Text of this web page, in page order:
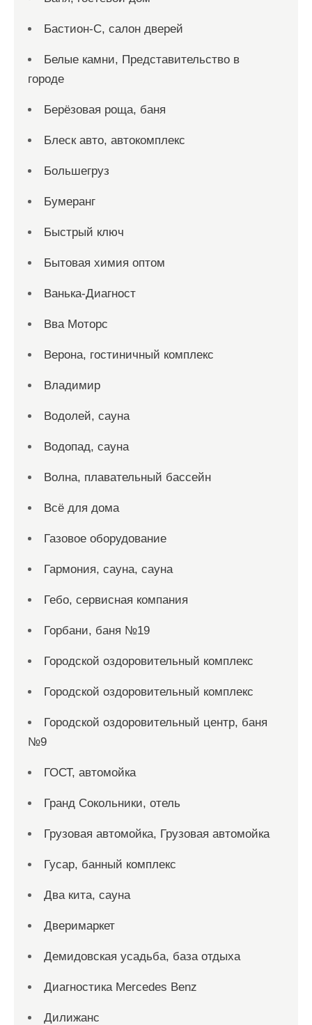
Бастион-С, салон дверей
Белые камни, Представительство в
городе
Берёзовая роща, баня
Блеск авто, автокомплекс
Большегруз
Бумеранг
Быстрый ключ
Бытовая химия оптом
Ванька-Диагност
Вва Моторс
Верона, гостиничный комплекс
Владимир
Водолей, сауна
Водопад, сауна
Волна, плавательный бассейн
Всё для дома
Газовое оборудование
Гармония, сауна, сауна
Гебо, сервисная компания
Горбани, баня №19
Городской оздоровительный комплекс
Городской оздоровительный комплекс
Городской оздоровительный центр, баня
№9
ГОСТ, автомойка
Гранд Сокольники, отель
Грузовая автомойка, Грузовая автомойка
Гусар, банный комплекс
Два кита, сауна
Дверимаркет
Демидовская усадьба, база отдыха
Диагностика Mercedes Benz
Дилижанс